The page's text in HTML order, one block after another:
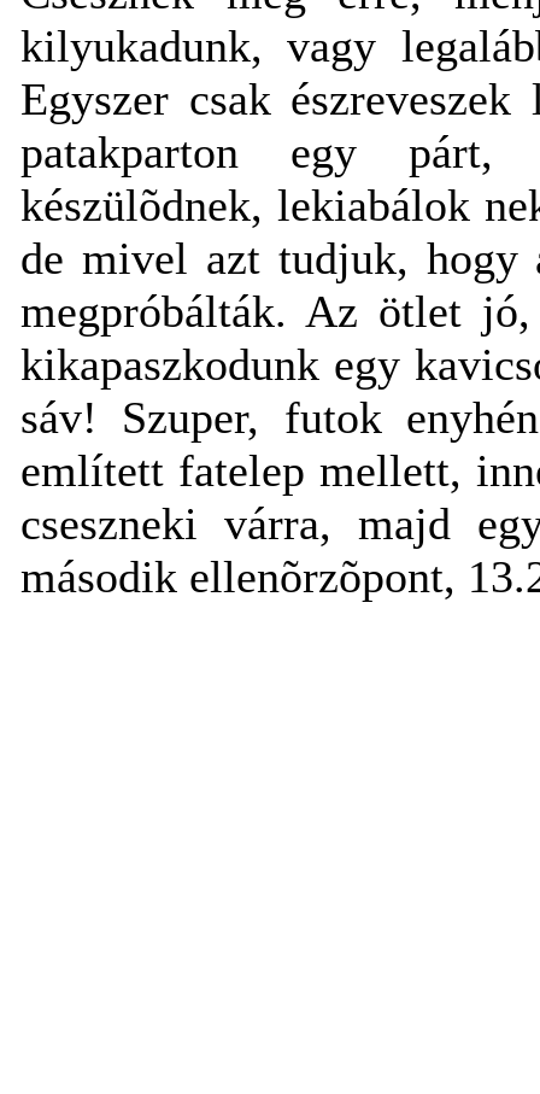
kilyukadunk, vagy
Egyszer csak
patakparton egy párt,
készülõdnek, lekiabálok
de mivel azt tudjuk, hogy
megpróbálták. Az ötlet
kikapaszkodunk egy
sáv! Szuper, futok
említett fatelep mellett,
cseszneki várra, majd
második ellenõrzõpont,